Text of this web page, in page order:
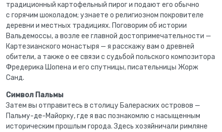
традиционный картофельный пирог и подают его обычно
с горячим шоколадом; узнаете о религиозном покровителе
деревни и местных традициях. Поговорим об истории
Вальдемоссы, а возле ее главной достопримечательности —
Картезианского монастыря — я расскажу вам о древней
обители, а также о ее связи с судьбой польского композитора
Фредерика Шопена и его спутницы, писательницы Жорж
Санд.
Символ Пальмы
Затем вы отправитесь в столицу Балераских островов —
Пальму-де-Майорку, где я вас познакомлю с насыщенным
историческим прошлым города. Здесь хозяйничали римляне